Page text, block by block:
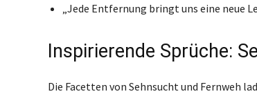
„Jede Entfernung bringt uns eine neue
Inspirierende Sprüche:
Die Facetten von Sehnsucht und Fernweh